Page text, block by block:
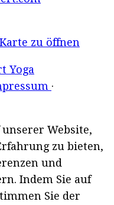
Yoga
·
Website,
zu bieten,
und
Indem Sie auf
Sie der